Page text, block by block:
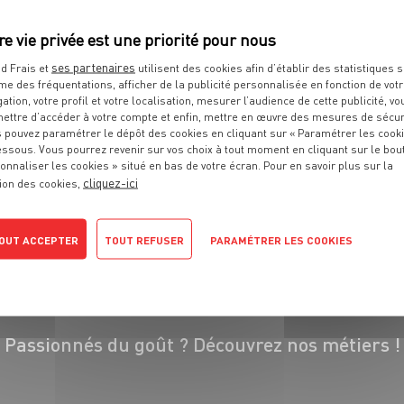
pour profiter d’offres exclusives !
des recettes gourmandes, des jeux inédits... le
Passionnés du goût ? Découvrez nos métiers !
Frais et ses partenaires utilisent des cookies afin d’établir des statistiques
des fréquentations, afficher de la publicité personnalisée en fonction de
votre profil et votre localisation, mesurer l’audience de cette publicité,
d’accéder à votre compte et enfin, mettre en œuvre des mesures de
pouvez paramétrer le dépôt des cookies en cliquant sur « Paramétrer les
Vous pourrez revenir sur vos choix à tout moment en cliquant sur le
les cookies » situé en bas de votre écran. Pour en savoir plus sur la
des cookies, cliquez-ici
ACCEPTER TOUT REFUSER PARAMÉTRER LES COOKIES